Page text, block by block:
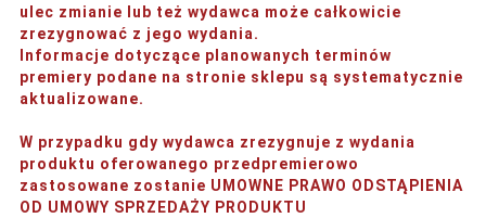
ulec zmianie lub też wydawca może całkowicie
zrezygnować z jego wydania.
Informacje dotyczące planowanych terminów
premiery podane na stronie sklepu są systematycznie
aktualizowane.
W przypadku gdy wydawca zrezygnuje z wydania
produktu oferowanego przedpremierowo
zastosowane zostanie UMOWNE PRAWO ODSTĄPIENIA
OD UMOWY SPRZEDAŻY PRODUKTU